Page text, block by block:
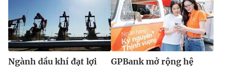
Ngành dầu khí đạt lợi
GPBank mở rộng hệ